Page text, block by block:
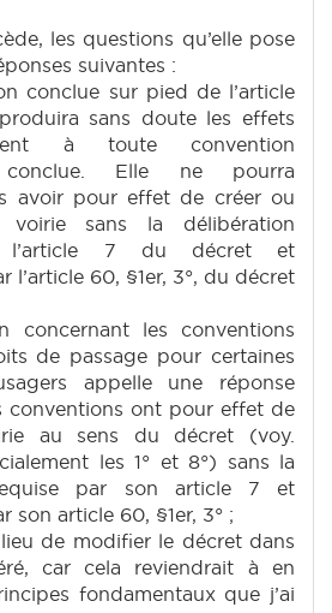
les questions qu’elle pose
suivantes :
conclue sur pied de l’article
sans doute les effets
à toute convention
conclue. Elle ne pourra
avoir pour effet de créer ou
voirie sans la délibération
l’article 7 du décret et
l’article 60, §1er, 3°, du décret
concernant les conventions
de passage pour certaines
appelle une réponse
conventions ont pour effet de
au sens du décret (voy.
les 1° et 8°) sans la
par son article 7 et
son article 60, §1er, 3° ;
de modifier le décret dans
car cela reviendrait à en
fondamentaux que j’ai